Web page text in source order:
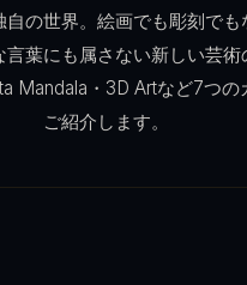
の世界。 絵画でも彫刻でも
言葉にも 属さない新しい芸術
Mandala・3D Artなど7つの
ご紹介します。